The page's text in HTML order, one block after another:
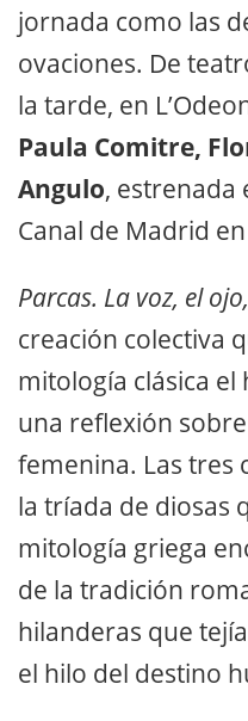
jornada como las
ovaciones. De
la tarde, en
Paula Comitre,
Angulo, estrenada
Canal de Madrid
Parcas. La voz, el
creación colectiva
mitología clásica
una reflexión
femenina. Las tres
la tríada de diosas
mitología griega
de la tradición
hilanderas que
el hilo del destino